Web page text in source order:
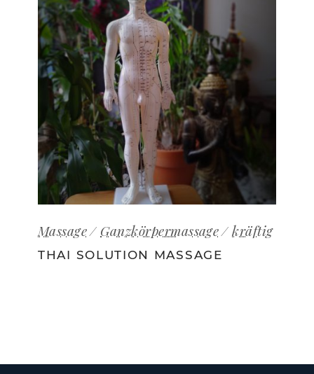
Massage Ganzkörpermassage kräftig
THAI SOLUTION MASSAGE